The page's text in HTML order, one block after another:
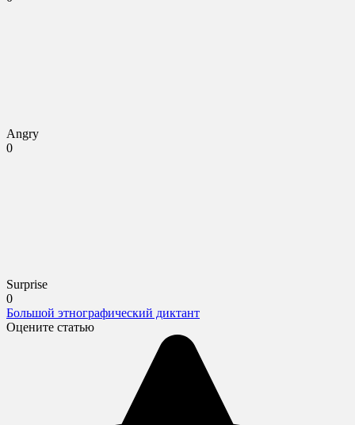
Angry
0
Surprise
0
Большой этнографический диктант
Оцените статью